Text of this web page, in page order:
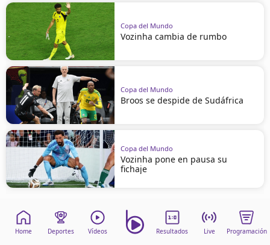
Copa del Mundo
Vozinha cambia de rumbo
Copa del Mundo
Broos se despide de Sudáfrica
Copa del Mundo
Vozinha pone en pausa su
fichaje
Home Deportes Vídeos Resultados Live Programación